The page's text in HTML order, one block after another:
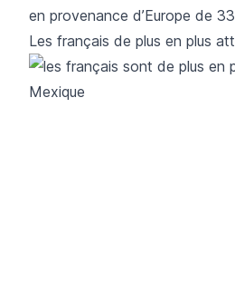
en provenance d’Europe de
Les français de plus en plus